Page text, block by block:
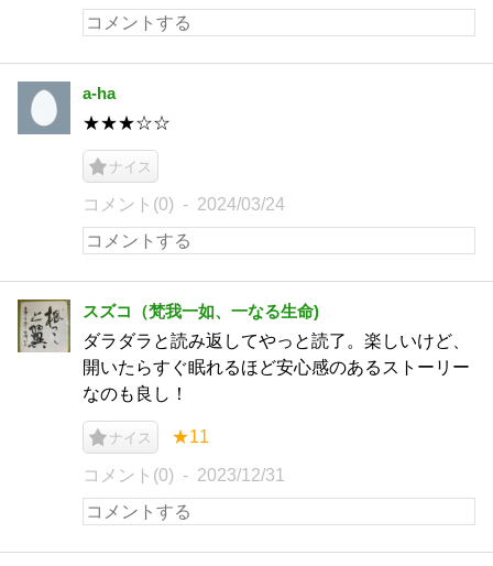
a-ha
★★★☆☆
ナイス
コメント(0) 2024/03/24
スズコ（梵我一如、一なる生命)
ダラダラと読み返してやっと読了。楽しいけど、
開いたらすぐ眠れるほど安心感のあるストーリー
なのも良し！
ナイス ★11
コメント(0) 2023/12/31